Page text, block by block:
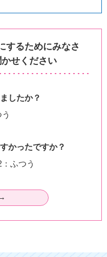
するためにみなさ
せください
したか？
かったですか？
：ふつう